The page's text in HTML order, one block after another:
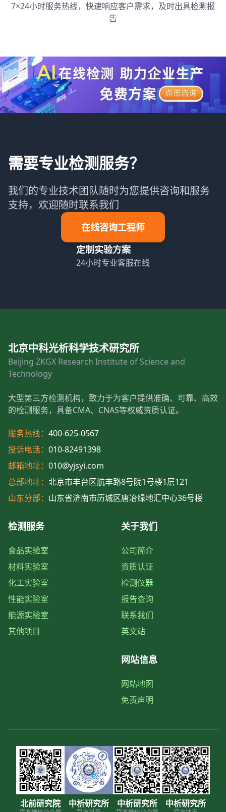
7×24小时服务热线，快速响应客户需求，及时出具检测报
告
需要专业检测服务？
我们的专业技术团队随时为您提供咨询和服务
支持，欢迎随时联系我们
在线咨询工程师
定制实验方案
24小时专业客服在线
北京中科光析科学技术研究所
Beijing ZKGX Research Institute of Science and
Technology
大型第三方检测机构，致力于为客户提供准确、可靠、高效
的检测服务，具备CMA、CNAS等权威资质认证。
服务热线： 400-625-0567
投诉电话： 010-82491398
邮箱地址： 010@yjsyi.com
总部地址： 北京市丰台区航丰路8号院1号楼1层121
山东分部： 山东省济南市历城区唐冶绿地汇中心36号楼
检测服务
食品实验室
材料实验室
化工实验室
性能实验室
能源实验室
其他项目
关于我们
公司简介
资质认证
检测仪器
报告查询
联系我们
英文站
网站信息
网站地图
免责声明
北前研究院 中析研究所 中析研究所 中析研究所